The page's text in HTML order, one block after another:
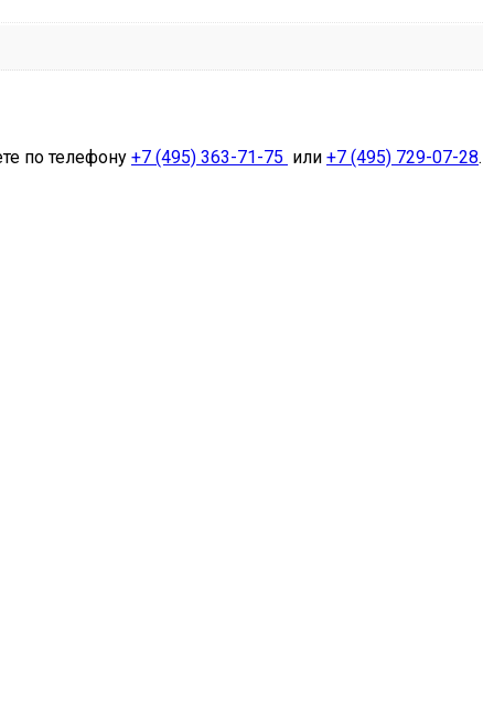
по телефону +7 (495) 363-71-75 или +7 (495) 729-07-28.